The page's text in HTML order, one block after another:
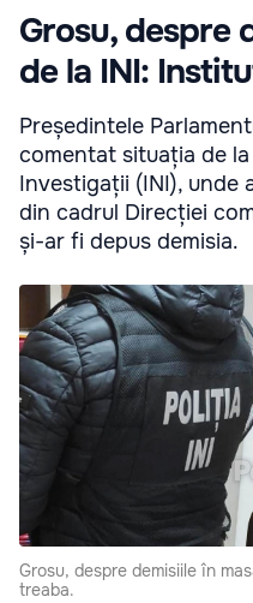
Grosu, despre
de la INI:
Președintele
comentat situația de
Investigații (INI), unde
din cadrul Direcției
și-ar fi depus demisia.
Grosu, despre demisiile în
treaba.